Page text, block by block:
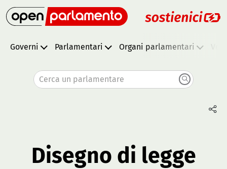
Governi Parlamentari Organi parlamentari
Cerca un parlamentare
Disegno di legge